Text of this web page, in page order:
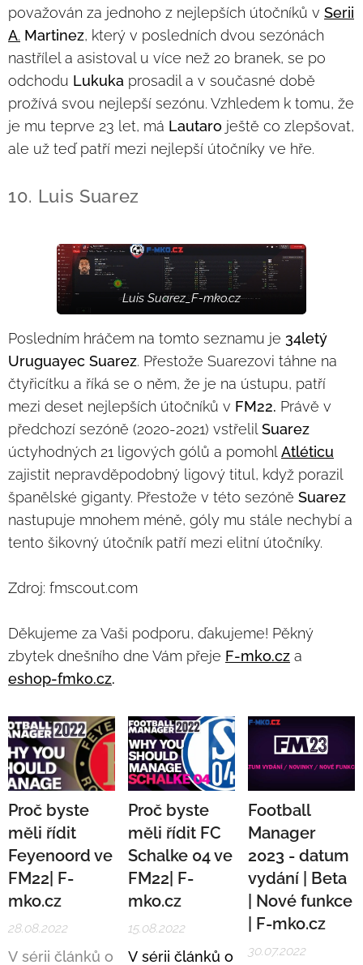
považován za jednoho z nejlepších útočníků v Serii
A. Martinez, který v posledních dvou sezónách
nastřílel a asistoval u více než 20 branek, se po
odchodu Lukuka prosadil a v současné době
prožívá svou nejlepší sezónu. Vzhledem k tomu, že
je mu teprve 23 let, má Lautaro ještě co zlepšovat,
ale už teď patří mezi nejlepší útočníky ve hře.
10. Luis Suarez
Luis Suarez_F-mko.cz
Posledním hráčem na tomto seznamu je 34letý
Uruguayec Suarez. Přestože Suarezovi táhne na
čtyřicítku a říká se o něm, že je na ústupu, patří
mezi deset nejlepších útočníků v FM22. Právě v
předchozí sezóně (2020-2021) vstřelil Suarez
úctyhodných 21 ligových gólů a pomohl Atléticu
zajistit nepravděpodobný ligový titul, když porazil
španělské giganty. Přestože v této sezóně Suarez
nastupuje mnohem méně, góly mu stále nechybí a
tento šikovný útočník patří mezi elitní útočníky.
Zdroj: fmscout.com
Děkujeme za Vaši podporu, ďakujeme! Pěkný
zbytek dnešního dne Vám přeje F-mko.cz a
eshop-fmko.cz.
Proč byste
měli řídit
Feyenoord ve
FM22| F-
mko.cz
28.08.2022
V sérii článků o
Proč byste
měli řídit FC
Schalke 04 ve
FM22| F-
mko.cz
15.08.2022
V sérii článků o
Football
Manager
2023 - datum
vydání | Beta
| Nové funkce
| F-mko.cz
30.07.2022